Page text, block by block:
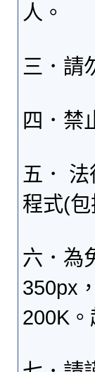
人。
三．請
四．禁
五．
程式(
六．為
350px
200K